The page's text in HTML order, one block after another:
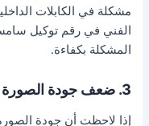
مشكلة في الكابلات
الفني في رقم توكيل
المشكلة بكفاءة.
3. ضعف جودة الصورة
إذا لاحظت أن جودة